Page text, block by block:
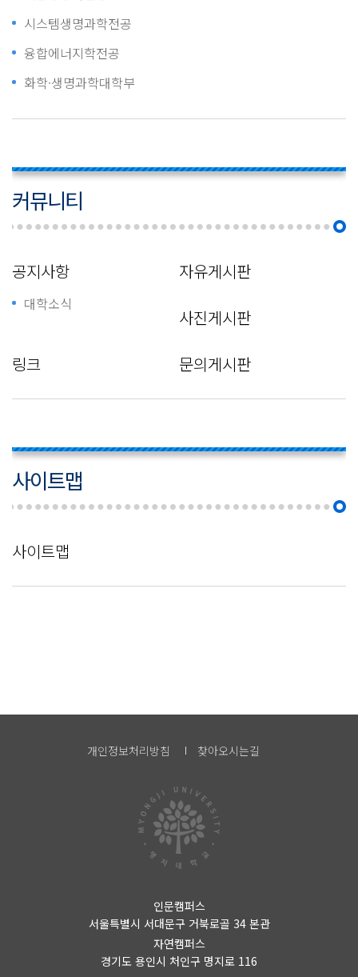
시스템생명과학전공
융합에너지학전공
화학·생명과학대학부
커뮤니티
공지사항
대학소식
자유게시판
사진게시판
링크
문의게시판
사이트맵
사이트맵
개인정보처리방침 찾아오시는길
인문캠퍼스
서울특별시 서대문구 거북로골 34 본관
자연캠퍼스
경기도 용인시 처인구 명지로 116